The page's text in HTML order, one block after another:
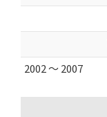
2002 ～ 2007